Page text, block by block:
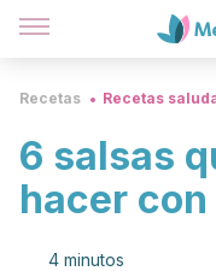
Recetas Recetas
6 salsas
hacer
4 minutos